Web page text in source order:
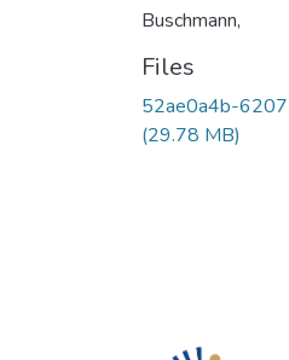
Buschmann,
Files
52ae0a4b-
(29.78 MB)